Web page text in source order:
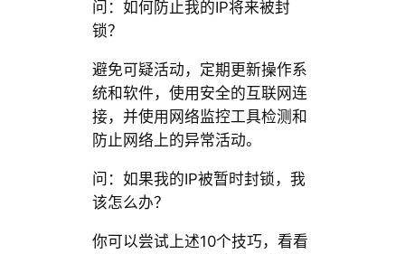
问：如何防止我的IP将来被封
锁？
避免可疑活动，定期更新操作系
统和软件，使用安全的互联网连
接，并使用网络监控工具检测和
防止网络上的异常活动。
问：如果我的IP被暂时封锁，我
该怎么办？
你可以尝试上述10个技巧，看看